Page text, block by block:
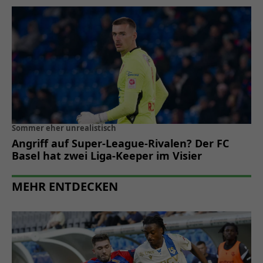
Sommer eher unrealistisch
Angriff auf Super-League-Rivalen? Der FC
Basel hat zwei Liga-Keeper im Visier
MEHR ENTDECKEN